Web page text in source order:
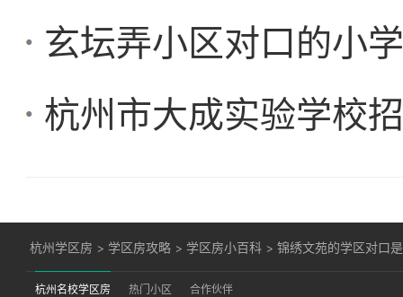
玄坛弄小区对口的小
杭州市大成实验学校
杭州学区房 > 学区房攻略 > 学区房小百科 >锦绣文苑的学区对口
杭州名校学区房 热门小区 合作伙伴